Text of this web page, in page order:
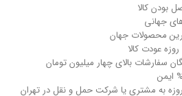
بودن کالا
جهانی
محصولات جهان
سفارشات بالای چهار میلیون تومان